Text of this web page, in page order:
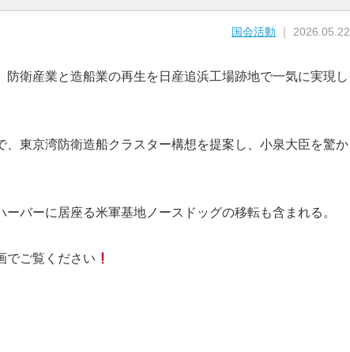
国会活動 ｜ 2026.05.22
衛産業と造船業の再生を日産追浜工場跡地で一気に実現し
、東京湾防衛造船クラスター構想を提案し、小泉大臣を驚か
バーに居座る米軍基地ノースドッグの移転も含まれる。
でご覧ください